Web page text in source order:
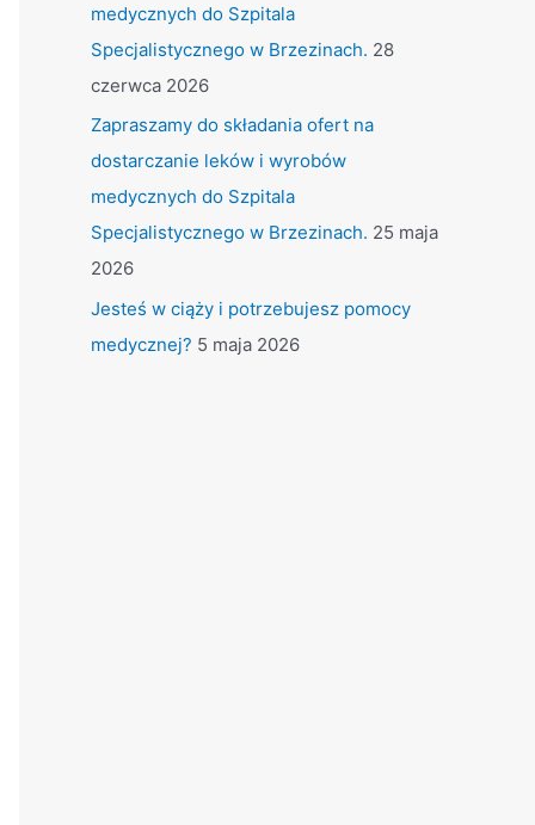
medycznych do Szpitala
Specjalistycznego w Brzezinach. 28
czerwca 2026
Zapraszamy do składania ofert na
dostarczanie leków i wyrobów
medycznych do Szpitala
Specjalistycznego w Brzezinach. 25 maja
2026
Jesteś w ciąży i potrzebujesz pomocy
medycznej? 5 maja 2026